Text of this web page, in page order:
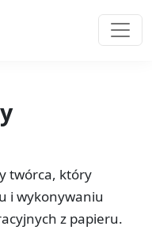
twórca, który
i wykonywaniu
z papieru.